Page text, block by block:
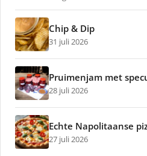
Chip & Dip
31 juli 2026
Pruimenjam met
28 juli 2026
Echte Napolitaanse
27 juli 2026